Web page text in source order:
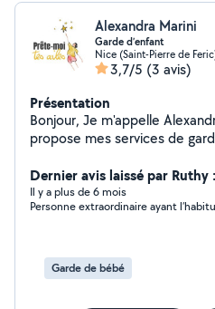
Alexandra Marini
Garde d’enfant
Nice (Saint-Pierre de
3,7/5 (3 avis)
Présentation
Bonjour, Je m'appelle Alexandra , jai 44 ans, et je
propose mes services de
mercredis, ainsi que tout au
serais ravie de m'occuper de
pour des gardes ponctuelles
sécurité et leur bien-être. Je
des activités calmes ou
Dernier avis laissé par Ruthy
Il y a plus de 6 mois
Personne extraordinaire ayant
Garde de bébé